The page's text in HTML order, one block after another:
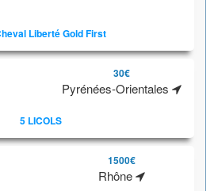
Liberté Gold First
30€
Pyrénées-Orientales
5 LICOLS
1500€
Rhône